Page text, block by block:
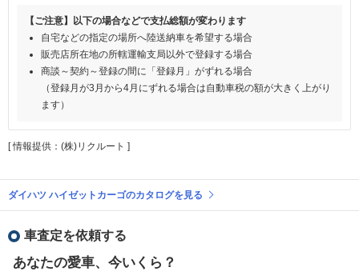
【ご注意】以下の場合などで支払総額が変わります
自宅などの指定の場所へ陸送納車を希望する場合
販売店所在地の所轄運輸支局以外で登録する場合
商談～契約～登録の間に「登録月」がずれる場合
（登録月が3月から4月にずれる場合は自動車税の額が大きく上がり
ます）
[ 情報提供：(株)リクルート ]
ダイハツ ハイゼットカーゴのカタログを見る
車査定を依頼する
あなたの愛車、今いくら？